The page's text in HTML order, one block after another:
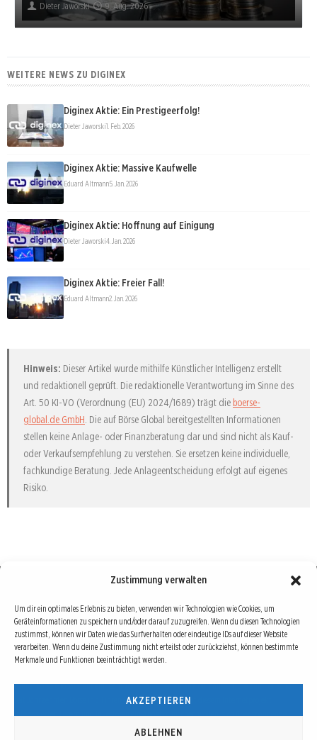
Zustimmung verwalten
Um dir ein optimales Erlebnis zu bieten, verwenden wir Technologien wie Cookies, um
Geräteinformationen zu speichern und/oder darauf zuzugreifen. Wenn du diesen Technologien
zustimmst, können wir Daten wie das Surfverhalten oder eindeutige IDs auf dieser Website
verarbeiten. Wenn du deine Zustimmung nicht erteilst oder zurückziehst, können bestimmte
Merkmale und Funktionen beeinträchtigt werden.
AKZEPTIEREN
ABLEHNEN
Dieter Jaworski 9. Aug. 2026
WEITERE NEWS ZU DIGINEX
Diginex Aktie: Ein Prestigeerfolg!
Dieter Jaworski1. Feb. 2026
Diginex Aktie: Massive Kaufwelle
Eduard Altmann5. Jan. 2026
Diginex Aktie: Hoffnung auf Einigung
Dieter Jaworski4. Jan. 2026
Diginex Aktie: Freier Fall!
Eduard Altmann2. Jan. 2026
Hinweis: Dieser Artikel wurde mithilfe Künstlicher Intelligenz erstellt
und redaktionell geprüft. Die redaktionelle Verantwortung im Sinne des
Art. 50 KI-VO (Verordnung (EU) 2024/1689) trägt die boerse-
global.de GmbH. Die auf Börse Global bereitgestellten Informationen
stellen keine Anlage- oder Finanzberatung dar und sind nicht als Kauf-
oder Verkaufsempfehlung zu verstehen. Sie ersetzen keine individuelle,
fachkundige Beratung. Jede Anlageentscheidung erfolgt auf eigenes
Risiko.
Börse : lokal, international, global
Erfolgreiche Börsengeschäfte bedingen vor allem drei Dinge: Verlässliche Informationen,
richtige Interpretationen und unabhängige Informationsquellen. Diese drei Bausteine sind
auch die redaktionelle Leitlinie von Börse Global.
Hinter Börse Global steht ein Team von erfahrenen Finanzjournalisten, die zum Teil schon
seit Jahrzehnten Börse in all ihren Facetten leben und mit diesem Internetprojekt
interessierten Lesern und Investoren ein Angebot machen wollen, sich über spannende
Entwicklungen, Tendenzen, Chancen und Risiken von Börsen-Investments zu informieren.